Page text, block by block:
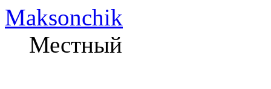
Maksonchik
Местный